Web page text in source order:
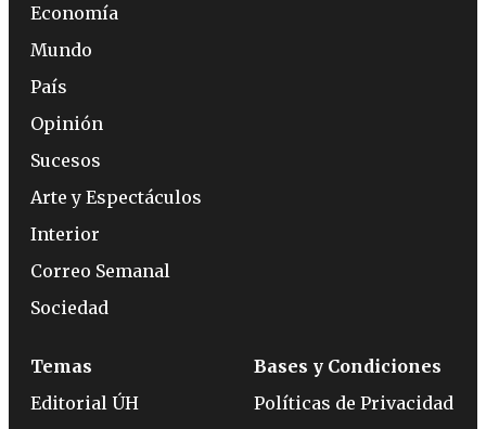
Economía
Mundo
País
Opinión
Sucesos
Arte y Espectáculos
Interior
Correo Semanal
Sociedad
Temas
Editorial ÚH
Bases y Condiciones
Políticas de Privacidad